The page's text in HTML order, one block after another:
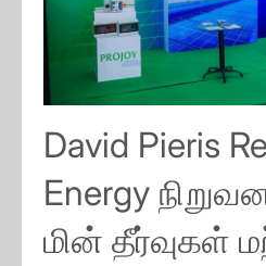
David Pieris
Energy
மின் தீர்வுகள்